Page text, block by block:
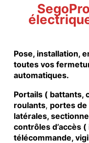
Pose, installation,
toutes vos
automatiques.
Portails ( battants,
roulants, portes de
latérales,
contrôles d’accès
télécommande,